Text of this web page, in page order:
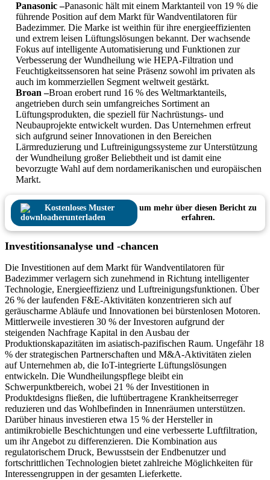
Panasonic –Panasonic hält mit einem Marktanteil von 19 % die
führende Position auf dem Markt für Wandventilatoren für
Badezimmer. Die Marke ist weithin für ihre energieeffizienten
und extrem leisen Lüftungslösungen bekannt. Der wachsende
Fokus auf intelligente Automatisierung und Funktionen zur
Verbesserung der Wundheilung wie HEPA-Filtration und
Feuchtigkeitssensoren hat seine Präsenz sowohl im privaten als
auch im kommerziellen Segment weltweit gestärkt.
Broan –Broan erobert rund 16 % des Weltmarktanteils,
angetrieben durch sein umfangreiches Sortiment an
Lüftungsprodukten, die speziell für Nachrüstungs- und
Neubauprojekte entwickelt wurden. Das Unternehmen erfreut
sich aufgrund seiner Innovationen in den Bereichen
Lärmreduzierung und Luftreinigungssysteme zur Unterstützung
der Wundheilung großer Beliebtheit und ist damit eine
bevorzugte Wahl auf dem nordamerikanischen und europäischen
Markt.
Kostenloses Muster
herunterladen
um mehr über diesen Bericht zu
erfahren.
Investitionsanalyse und -chancen
Die Investitionen auf dem Markt für Wandventilatoren für
Badezimmer verlagern sich zunehmend in Richtung intelligenter
Technologie, Energieeffizienz und Luftreinigungsfunktionen. Über
26 % der laufenden F&E-Aktivitäten konzentrieren sich auf
geräuscharme Abläufe und Innovationen bei bürstenlosen Motoren.
Mittlerweile investieren 30 % der Investoren aufgrund der
steigenden Nachfrage Kapital in den Ausbau der
Produktionskapazitäten im asiatisch-pazifischen Raum. Ungefähr 18
% der strategischen Partnerschaften und M&A-Aktivitäten zielen
auf Unternehmen ab, die IoT-integrierte Lüftungslösungen
entwickeln. Die Wundheilungspflege bleibt ein
Schwerpunktbereich, wobei 21 % der Investitionen in
Produktdesigns fließen, die luftübertragene Krankheitserreger
reduzieren und das Wohlbefinden in Innenräumen unterstützen.
Darüber hinaus investieren etwa 15 % der Hersteller in
antimikrobielle Beschichtungen und eine verbesserte Luftfiltration,
um ihr Angebot zu differenzieren. Die Kombination aus
regulatorischem Druck, Bewusstsein der Endbenutzer und
fortschrittlichen Technologien bietet zahlreiche Möglichkeiten für
Interessengruppen in der gesamten Lieferkette.